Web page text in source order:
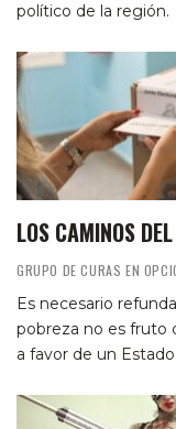
político de la región.
LOS CAMINOS
GRUPO DE CURAS EN
Es necesario
pobreza no es fruto
a favor de un